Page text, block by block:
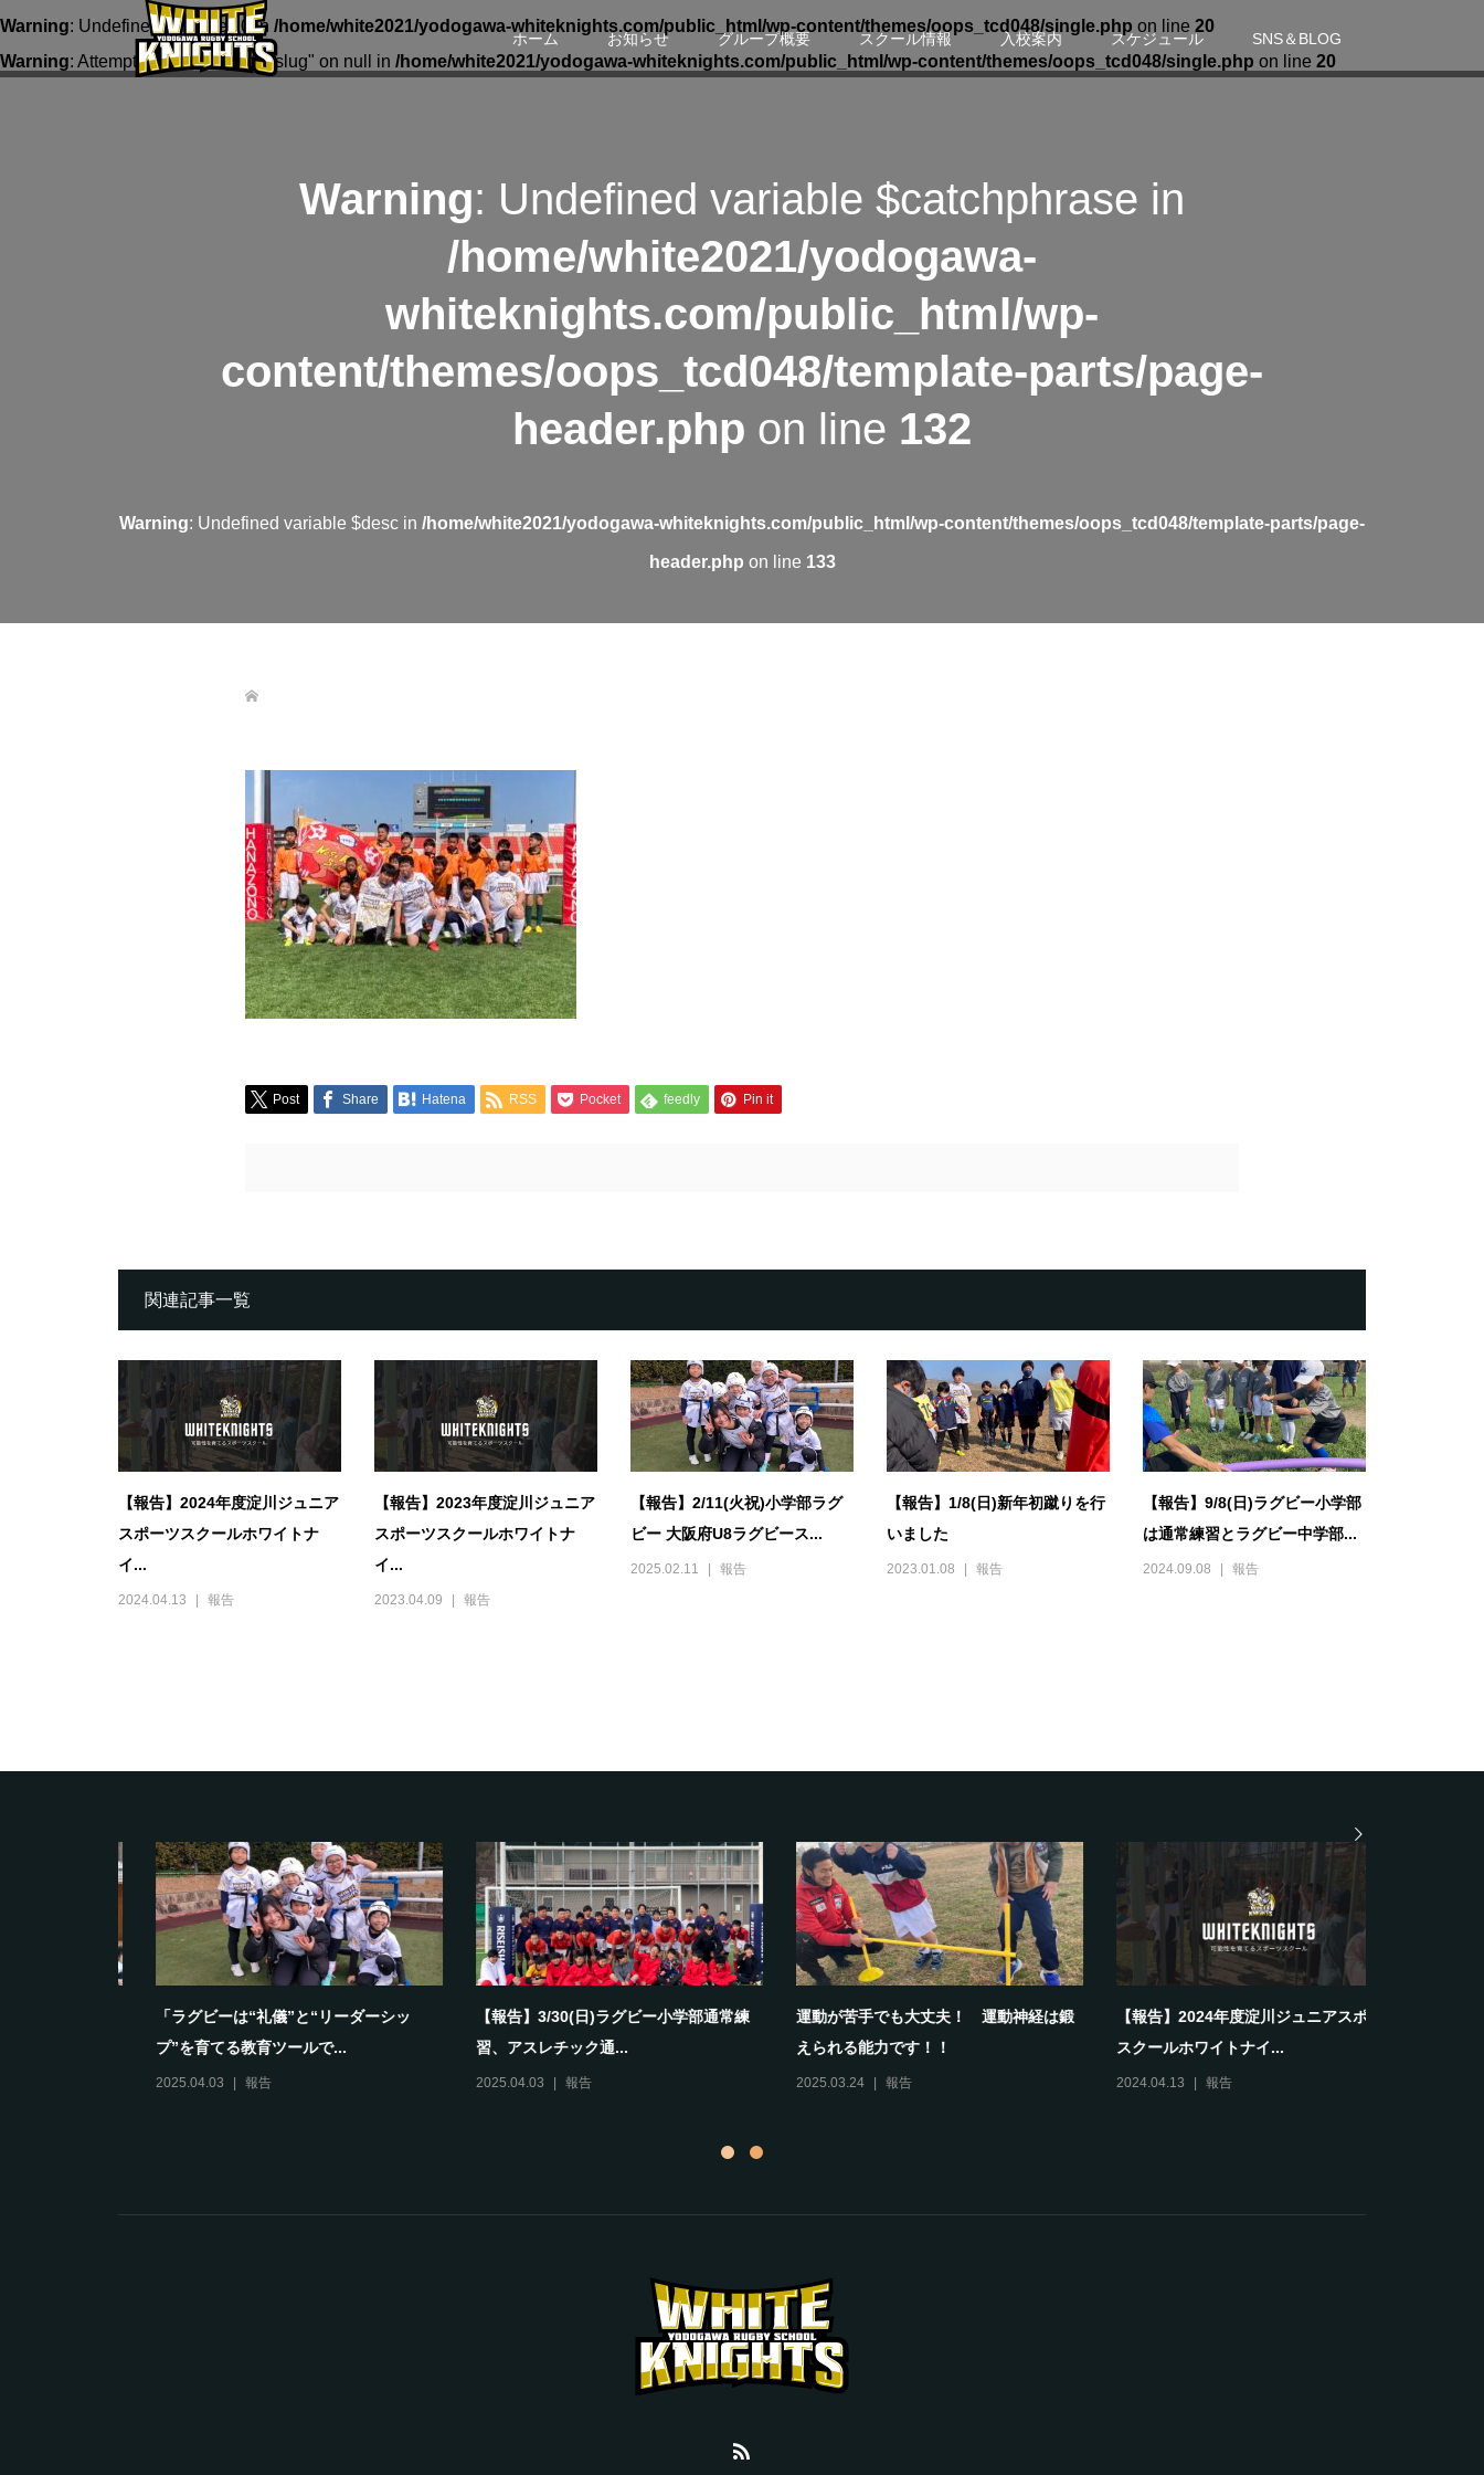
ホーム お知らせ グループ概要 スクール情報 入校案内 スケジュール SNS＆BLOG
Warning: Undefined array key 0 in /home/white2021/yodogawa-whiteknights.com/public_html/wp-content/themes/oops_tcd048/single.php on line 20
Warning: Attempt to read property "slug" on null in /home/white2021/yodogawa-whiteknights.com/public_html/wp-content/themes/oops_tcd048/single.php on line 20
Warning: Undefined variable $catchphrase in
/home/white2021/yodogawa-
whiteknights.com/public_html/wp-
content/themes/oops_tcd048/template-parts/page-
header.php on line 132
Warning: Undefined variable $desc in /home/white2021/yodogawa-whiteknights.com/public_html/wp-content/themes/oops_tcd048/template-parts/page-
header.php on line 133
Post Share Hatena RSS Pocket feedly Pin it
関連記事一覧
【報告】2024年度淀川ジュニア
スポーツスクールホワイトナ
イ...
2024.04.13 報告
【報告】2023年度淀川ジュニア
スポーツスクールホワイトナ
イ...
2023.04.09 報告
【報告】2/11(火祝)小学部ラグ
ビー 大阪府U8ラグビース...
2025.02.11 報告
【報告】1/8(日)新年初蹴りを行
いました
2023.01.08 報告
【報告】9/8(日)ラグビー小学部
は通常練習とラグビー中学部...
2024.09.08 報告
【報告】2024年度淀川ジュニアスポーツ
スクールホワイトナイ...
2024.04.13 報告
校区も学校も違う。でも、ここで一生の
仲間ができる。～
2025.10.28 報告
保護者当番ナシでOK！忙しい親御さんも
通わせやすいスクールで...
2025.08.17 報告
礼儀や思いやりは練習の一部として育ち
ます。～ホワイトナイツの...
2025.08.09 報告